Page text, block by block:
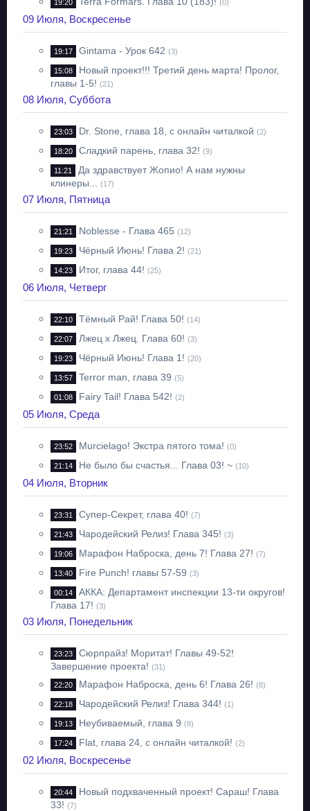
19:20 (0)
09 Июля, Воскресенье
19:17 Gintama - Урок 642 (3)
15:08
Новый проект!!! Третий день марта! Пролог,
главы 1-5! (21)
08 Июля, Суббота
23:03 Dr. Stone, глава 18, с онлайн читалкой (2)
18:20 Сладкий парень, глава 32! (9)
11:21
Да здравствует Жопио! А нам нужны
клинеры...
(17)
07 Июля, Пятница
21:21 Noblesse - Глава 465 (12)
19:23 Чёрный Июнь! Глава 2! (21)
14:23 Итог, глава 44! (25)
06 Июля, Четверг
22:10 Тёмный Рай! Глава 50! (14)
22:07 Лжец х Лжец. Глава 60! (3)
19:23 Чёрный Июнь! Глава 1! (20)
13:57 Terror man, глава 39 (5)
01:08 Fairy Tail! Глава 542! (2)
05 Июля, Среда
23:52 Murcielago! Экстра пятого тома! (0)
21:14 Не было бы счастья... Глава 03! ~ (10)
04 Июля, Вторник
23:31 Супер-Секрет, глава 40! (7)
21:43 Чародейский Релиз! Глава 345! (3)
19:06 Марафон Наброска, день 7! Глава 27! (7)
13:40 Fire Punch! главы 57-59 (3)
00:14
АККА: Департамент инспекции 13-ти округов!
Глава 17! (3)
03 Июля, Понедельник
23:23
Сюрпрайз! Моритат! Главы 49-52!
Завершение проекта! (31)
22:20 Марафон Наброска, день 6! Глава 26! (8)
22:18 Чародейский Релиз! Глава 344! (1)
19:13 Неубиваемый, глава 9 (8)
17:24 Flat, глава 24, с онлайн читалкой! (2)
02 Июля, Воскресенье
20:44
Новый подхваченный проект! Сараш! Глава
33! (7)